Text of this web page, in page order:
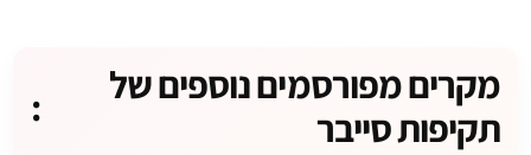
מקרים מפורסמים נוספים של
תקיפות סייבר
: